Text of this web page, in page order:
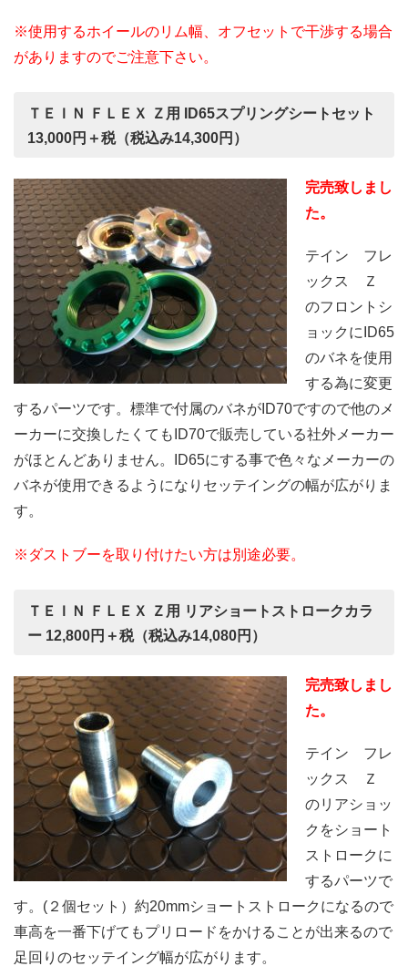
※使用するホイールのリム幅、オフセットで干渉する場合
がありますのでご注意下さい。
ＴＥＩＮ ＦＬＥＸ Ｚ用 ID65スプリングシートセット
13,000円＋税（税込み14,300円）
完売致しまし
た。
テイン フレ
ックス Ｚ
のフロントシ
ョックにID65
のバネを使用
する為に変更
するパーツです。標準で付属のバネがID70ですので他のメ
ーカーに交換したくてもID70で販売している社外メーカー
がほとんどありません。ID65にする事で色々なメーカーの
バネが使用できるようになりセッテイングの幅が広がりま
す。
※ダストブーを取り付けたい方は別途必要。
ＴＥＩＮ ＦＬＥＸ Ｚ用 リアショートストロークカラ
ー 12,800円＋税（税込み14,080円）
完売致しまし
た。
テイン フレ
ックス Ｚ
のリアショッ
クをショート
ストロークに
するパーツで
す。(２個セット）約20mmショートストロークになるので
車高を一番下げてもプリロードをかけることが出来るので
足回りのセッテイング幅が広がります。